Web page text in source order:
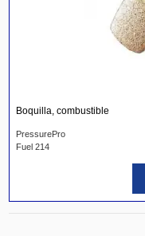
Boquilla, combustible
PressurePro
Fuel 214